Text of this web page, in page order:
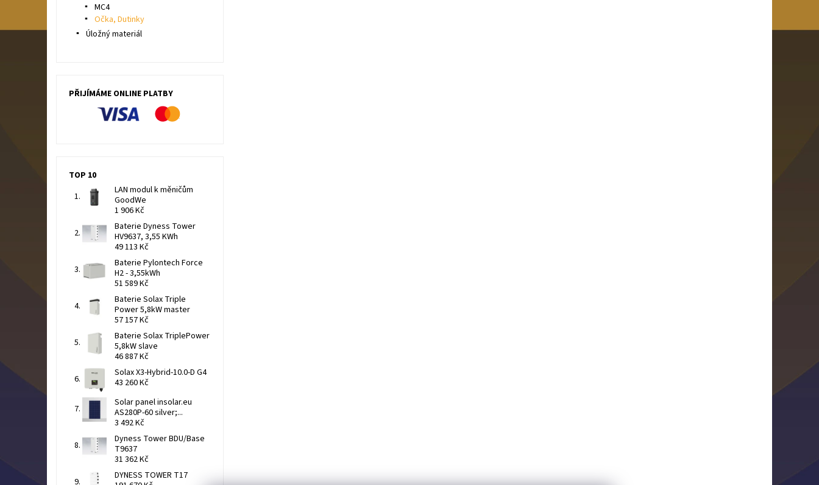
MC4
Očka, Dutinky
Úložný materiál
PŘIJÍMÁME ONLINE PLATBY
TOP 10
LAN modul k měničům
GoodWe
1 906 Kč
Baterie Dyness Tower
HV9637, 3,55 KWh
49 113 Kč
Baterie Pylontech Force
H2 - 3,55kWh
51 589 Kč
Baterie Solax Triple
Power 5,8kW master
57 157 Kč
Baterie Solax TriplePower
5,8kW slave
46 887 Kč
Solax X3-Hybrid-10.0-D G4
43 260 Kč
Solar panel insolar.eu
AS280P-60 silver;...
3 492 Kč
Dyness Tower BDU/Base
T9637
31 362 Kč
DYNESS TOWER T17